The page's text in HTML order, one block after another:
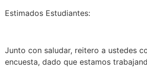
Estimados Estudiantes:
Junto con saludar, reitero a ustedes
encuesta, dado que estamos